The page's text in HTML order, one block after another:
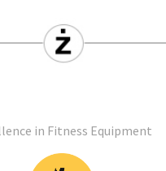
in Fitness Equipment